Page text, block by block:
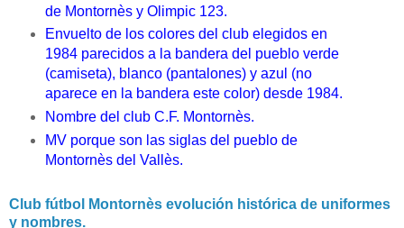
de Montornès y Olimpic 123.
Envuelto de los colores del club elegidos en
1984 parecidos a la bandera del pueblo verde
(camiseta), blanco (pantalones) y azul (no
aparece en la bandera este color) desde 1984.
Nombre del club C.F. Montornès.
MV porque son las siglas del pueblo de
Montornès del Vallès.
Club fútbol Montornès evolución histórica de uniformes
y nombres.